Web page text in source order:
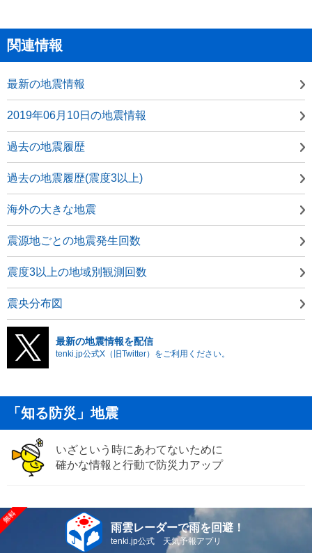
関連情報
最新の地震情報
2019年06月10日の地震情報
過去の地震履歴
過去の地震履歴(震度3以上)
海外の大きな地震
震源地ごとの地震発生回数
震度3以上の地域別観測回数
震央分布図
最新の地震情報を配信
tenki.jp公式X（旧Twitter）をご利用ください。
「知る防災」地震
いざという時にあわてないために
確かな情報と行動で防災力アップ
雨雲レーダーで雨を回避！
tenki.jp公式 天気予報アプリ